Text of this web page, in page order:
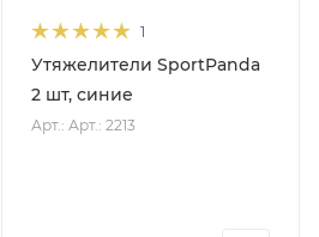
1
Утяжелители SportPanda
2 шт, синие
Арт.: Арт.: 2213